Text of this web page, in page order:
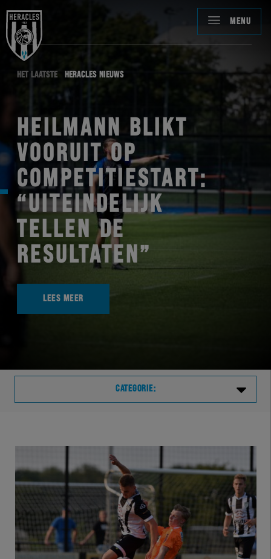
MENU
HET LAATSTE HERACLES NIEUWS
HEILMANN BLIKT
VOORUIT OP
COMPETITIESTART:
“UITEINDELIJK
TELLEN DE
RESULTATEN”
LEES MEER
CATEGORIE:
TELHER
HERVOL
HEREXC